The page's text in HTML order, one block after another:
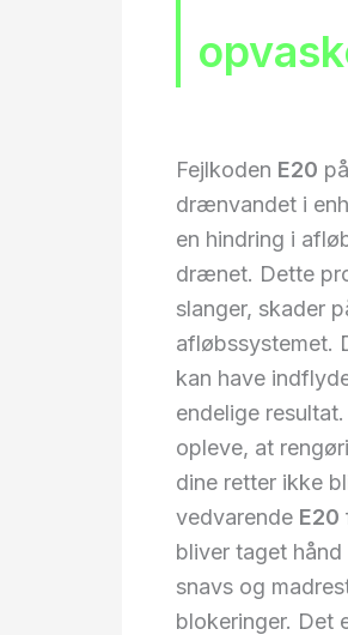
Fejlkoden E20
drænvandet i
en hindring i
drænet. Dette
slanger, skader
afløbssystemet.
kan have
endelige
opleve, at
dine retter ikke
vedvarende E20
bliver taget
snavs og
blokeringer. Det